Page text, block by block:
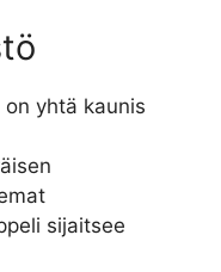
yhtä kaunis
sijaitsee